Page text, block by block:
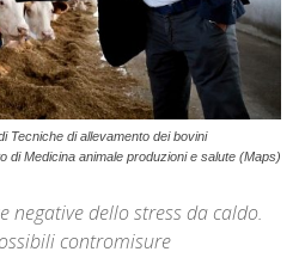
Tecniche di allevamento dei bovini
di Medicina animale produzioni e salute (Maps)
negative dello stress da caldo.
contromisure